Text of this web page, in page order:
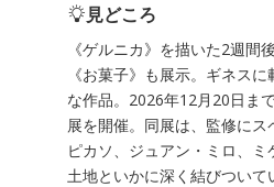
見どころ
《ゲルニカ》を描いた2週
《お菓子》も展示。ギネス
な作品。2026年12月20日ま
展を開催。同展は、監修に
ピカソ、ジュアン・ミロ、
土地といかに深く結びつい